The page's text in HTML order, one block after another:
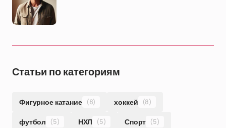
Статьи по категориям
Фигурное катание (8) хоккей (8)
футбол (5) НХЛ (5) Спорт (5)